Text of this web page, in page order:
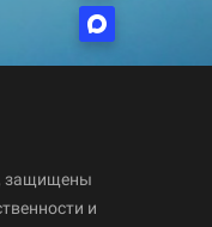
защищены
и